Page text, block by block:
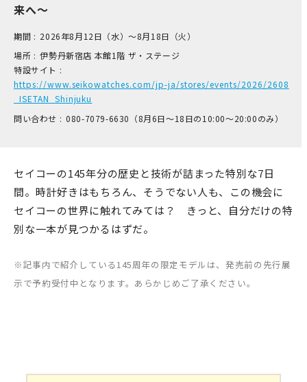
来へ～
期間 : 2026年8月12日（水）～8月18日（火）
場所 : 伊​勢丹新宿店 本​館1階 ザ​・ステージ
特設サイト :
https://www.seikowatches.com/jp-ja/stores/events/2026/2608
_ISETAN_Shinjuku
問い合わせ : 0​80-7​079-6​630（8月6日～18日の1​0:00～2​0:00のみ）
セイコーの145年分の歴史と技術が詰まった特別な7日
間。時計好きはもちろん、そうでない人も、この機会に
セイコーの世界に触れてみては？ きっと、自分だけの特
別な一本が見つかるはずだ。
※記事内で紹介している145周年の限定モデルは、発売前の先行展
示で予約受付中となります。あらかじめご了承ください。